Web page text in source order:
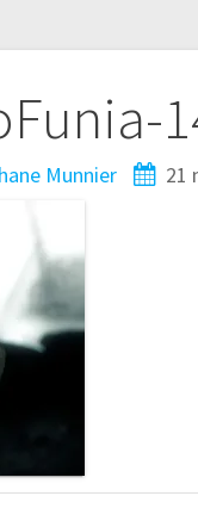
Munnier 21